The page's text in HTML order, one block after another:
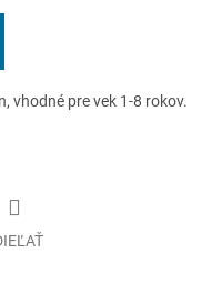
vhodné pre vek 1-8 rokov.